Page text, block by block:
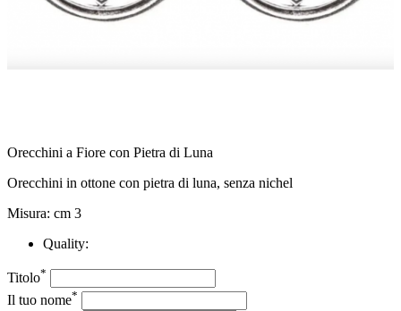
Orecchini a Fiore con Pietra di Luna
Orecchini in ottone con pietra di luna, senza nichel
Misura: cm 3
Quality:
Titolo*
Il tuo nome*